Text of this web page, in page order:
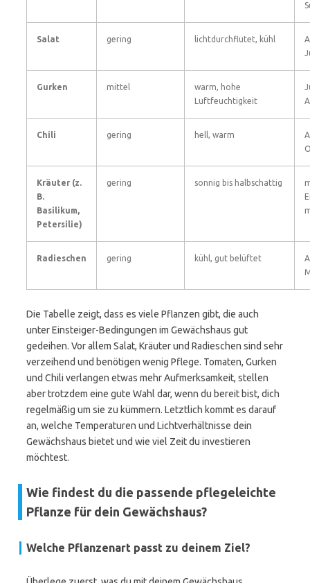
Salat gering lichtdurchflutet, kühl
Gurken mittel
warm, hohe
Luftfeuchtigkeit
Chili gering hell, warm
Kräuter (z.
B.
Basilikum,
Petersilie)
gering sonnig bis halbschattig
Radieschen gering kühl, gut belüftet
Die Tabelle zeigt, dass es viele Pflanzen gibt, die auch
unter Einsteiger-Bedingungen im Gewächshaus gut
gedeihen. Vor allem Salat, Kräuter und Radieschen sind sehr
verzeihend und benötigen wenig Pflege. Tomaten, Gurken
und Chili verlangen etwas mehr Aufmerksamkeit, stellen
aber trotzdem eine gute Wahl dar, wenn du bereit bist, dich
regelmäßig um sie zu kümmern. Letztlich kommt es darauf
an, welche Temperaturen und Lichtverhältnisse dein
Gewächshaus bietet und wie viel Zeit du investieren
möchtest.
Wie findest du die passende pflegeleichte
Pflanze für dein Gewächshaus?
Welche Pflanzenart passt zu deinem Ziel?